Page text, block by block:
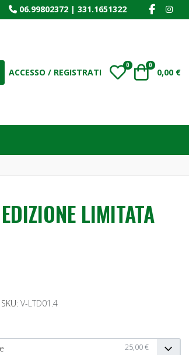
06.99802372 | 331.1651322
ACCESSO / REGISTRATI My Wishlist
0 Carrello
0
0,00 €
LIMITATA
SKU: V-LTD01.4
25,00 €